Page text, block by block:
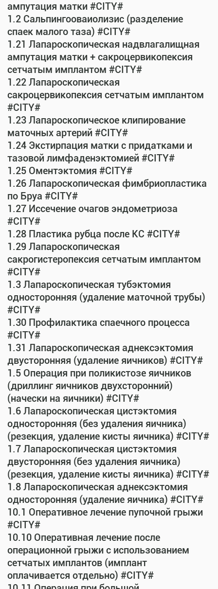
ампутация матки #CITY#
1.2 Сальпингооваиолизис (разделение
спаек малого таза) #CITY#
1.21 Лапароскопическая надвлагалищная
ампутация матки + сакроцервикопексия
сетчатым имплантом #CITY#
1.22 Лапароскопическая
сакроцервикопексия сетчатым имплантом
#CITY#
1.23 Лапароскопическое клипирование
маточных артерий #CITY#
1.24 Экстирпация матки с придатками и
тазовой лимфаденэктомией #CITY#
1.25 Оментэктомия #CITY#
1.26 Лапароскопическая фимбриопластика
по Бруа #CITY#
1.27 Иссечение очагов эндометриоза
#CITY#
1.28 Пластика рубца после КС #CITY#
1.29 Лапароскопическая
сакрогистеропексия сетчатым имплантом
#CITY#
1.3 Лапароскопическая тубэктомия
односторонняя (удаление маточной трубы)
#CITY#
1.30 Профилактика спаечного процесса
#CITY#
1.31 Лапароскопическая аднексэктомия
двусторонняя (удаление яичников) #CITY#
1.5 Операция при поликистозе яичников
(дриллинг яичников двухсторонний)
(начески на яичники) #CITY#
1.6 Лапароскопическая цистэктомия
односторонняя (без удаления яичника)
(резекция, удаление кисты яичника) #CITY#
1.7 Лапароскопическая цистэктомия
двусторонняя (без удаления яичника)
(резекция, удаление кисты яичника) #CITY#
1.8 Лапароскопическая аднексэктомия
односторонняя (удаление яичника) #CITY#
10.1 Оперативное лечение пупочной грыжи
#CITY#
10.10 Оперативная лечение после
операционной грыжи с использованием
сетчатых имплантов (имплант
оплачивается отдельно) #CITY#